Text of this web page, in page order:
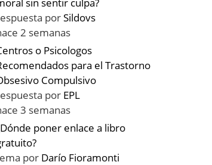
porSildovs
2 semanas
o Psicologos
para el Trastorno
Compulsivo
por EPL
3 semanas
poner enlace a libro
por Darío Fioramonti